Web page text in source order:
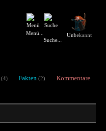
Menü...
Suche...
Unbekannt
(4) Fakten (2) Kommentare